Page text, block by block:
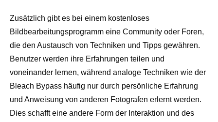
Zusätzlich gibt es bei einem kostenloses
Bildbearbeitungsprogramm eine Community oder Foren,
die den Austausch von Techniken und Tipps gewähren.
Benutzer werden ihre Erfahrungen teilen und
voneinander lernen, während analoge Techniken wie der
Bleach Bypass häufig nur durch persönliche Erfahrung
und Anweisung von anderen Fotografen erlernt werden.
Dies schafft eine andere Form der Interaktion und des